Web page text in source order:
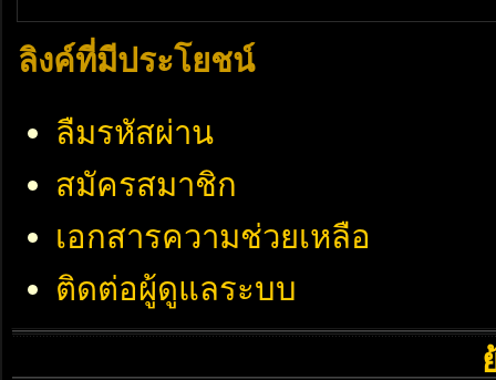
ลิงค์ที่มีประโยชน์
ลืมรหัสผ่าน
สมัครสมาชิก
เอกสารความช่วยเหลือ
ติดต่อผู้ดูแลระบบ